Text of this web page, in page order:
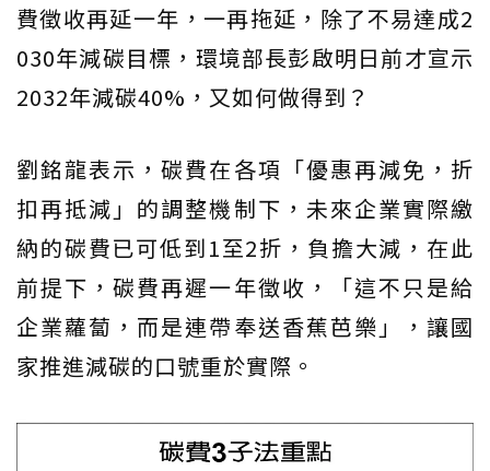
費徵收再延一年，一再拖延，除了不易達成2
030年減碳目標，環境部長彭啟明日前才宣示
2032年減碳40%，又如何做得到？
劉銘龍表示，碳費在各項「優惠再減免，折
扣再抵減」的調整機制下，未來企業實際繳
納的碳費已可低到1至2折，負擔大減，在此
前提下，碳費再遲一年徵收，「這不只是給
企業蘿蔔，而是連帶奉送香蕉芭樂」，讓國
家推進減碳的口號重於實際。